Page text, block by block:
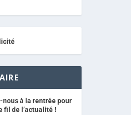
nous à la rentrée pour
fil de l’actualité !